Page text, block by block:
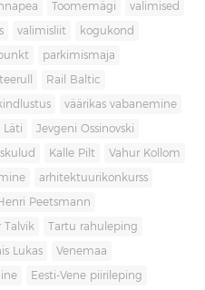
Toomemägi valimised
valimisliit kogukond
parkimismaja
teerull Rail Baltic
väärikas vabanemine
Läti Jevgeni Ossinovski
Kalle Pilt Vahur Kollom
arhitektuurikonkurss
Peetsmann
Talvik Tartu rahuleping
Lukas Venemaa
Eesti-Vene piirileping